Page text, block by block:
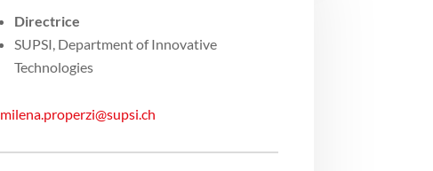
Directrice
SUPSI, Department of Innovative
Technologies
milena.properzi@supsi.ch